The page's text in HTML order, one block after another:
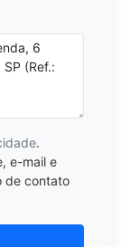
.
e-mail e
de contato